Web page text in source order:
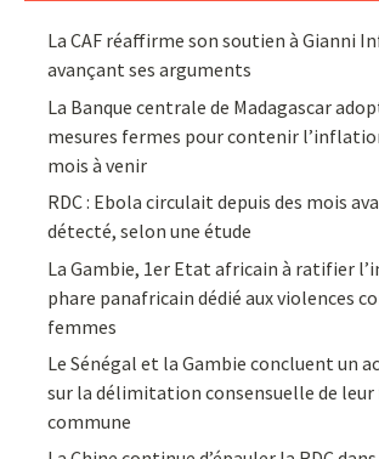
La CAF réaffirme son soutien à Gianni
avançant ses arguments
La Banque centrale de Madagascar
mesures fermes pour contenir
mois à venir
RDC : Ebola circulait depuis des mois
détecté, selon une étude
La Gambie, 1er Etat africain à ratifier
phare panafricain dédié aux violences
femmes
Le Sénégal et la Gambie concluent un
sur la délimitation consensuelle de
commune